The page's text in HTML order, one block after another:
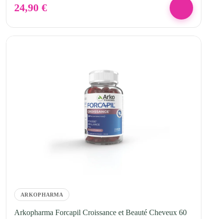
24,90 €
ARKOPHARMA
Arkopharma Forcapil Croissance et Beauté Cheveux 60